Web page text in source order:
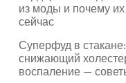
из моды и почему
сейчас
Суперфуд в
снижающий
воспаление —